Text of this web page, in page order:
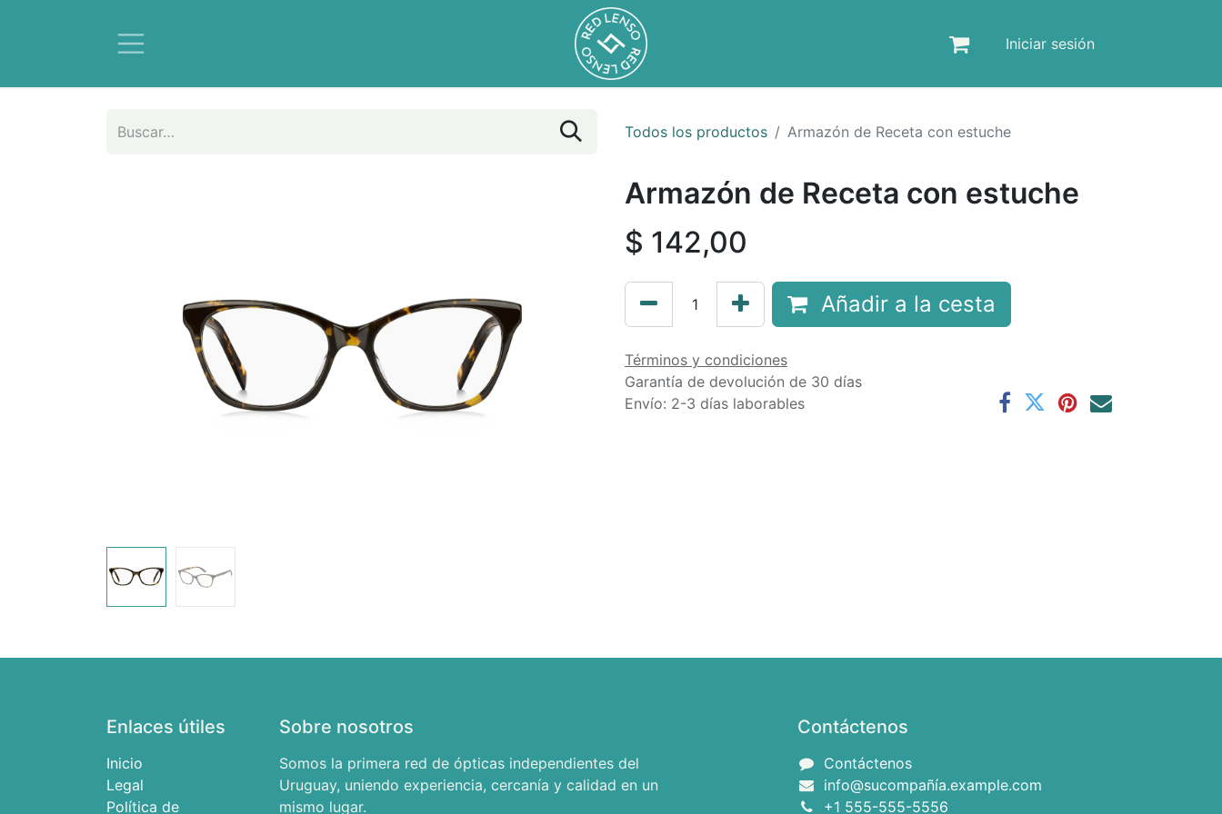
Iniciar sesión
Todos los productos Armazón de Receta con estuche
Armazón de Receta con estuche
$ 142,00
Añadir a la cesta
Términos y condiciones
Garantía de devolución de 30 días
Envío: 2-3 días laborables
Enlaces útiles
Inicio
Legal
Política de
Sobre nosotros
Somos la primera red de ópticas independientes del
Uruguay, uniendo experiencia, cercanía y calidad en un
mismo lugar.
Contáctenos
Contáctenos
info@sucompañía.example.com
+1 555-555-5556